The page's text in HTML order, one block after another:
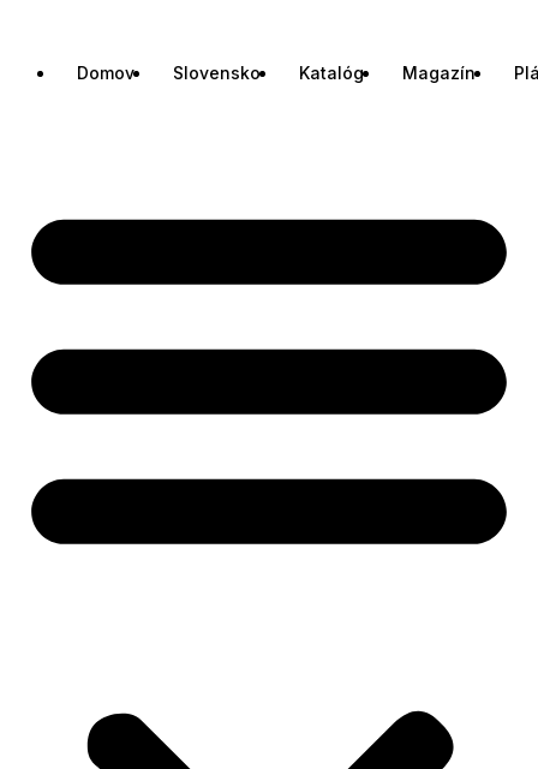
Domov Slovensko Katalóg Magazín